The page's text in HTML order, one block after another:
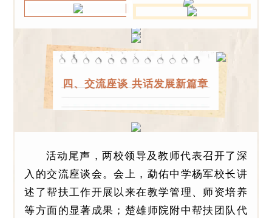
四、交流座谈 共话发展新篇章
活动尾声，两校领导及教师代表召开了深
入的交流座谈会。会上，勐佑中学杨军校长讲
述了帮扶工作开展以来在教学管理、师资培养
等方面的显著成果；楚雄师院附中帮扶团队代